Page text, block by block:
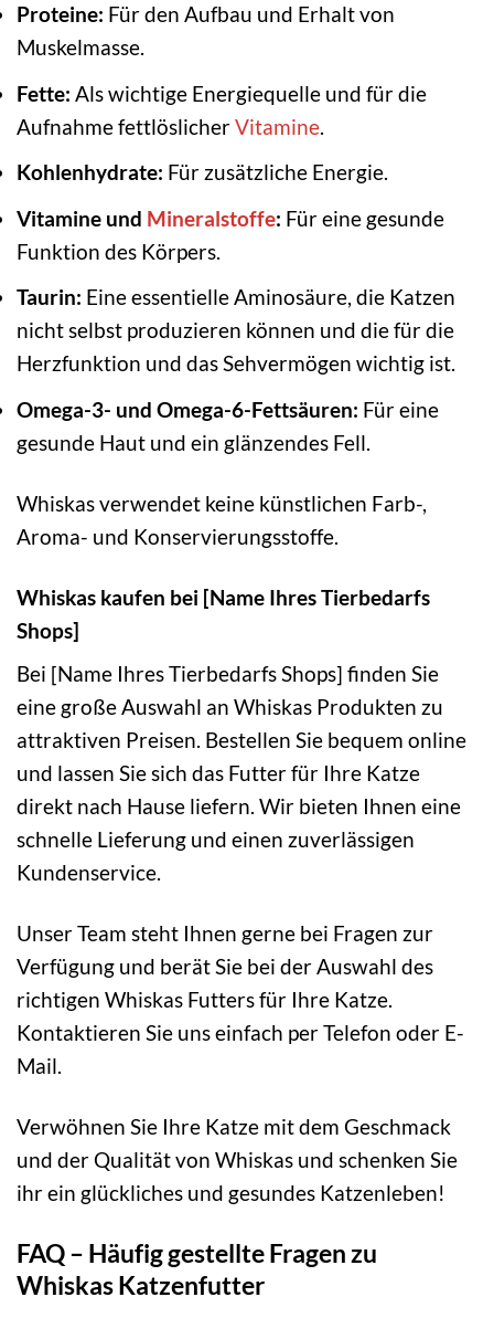
Proteine: Für den Aufbau und Erhalt von
Muskelmasse.
Fette: Als wichtige Energiequelle und für die
Aufnahme fettlöslicherVitamine.
Kohlenhydrate: Für zusätzliche Energie.
Vitamine und Mineralstoffe: Für eine gesunde
Funktion des Körpers.
Taurin: Eine essentielle Aminosäure, die Katzen
nicht selbst produzieren können und die für die
Herzfunktion und das Sehvermögen wichtig ist.
Omega-3- und Omega-6-Fettsäuren: Für eine
gesunde Haut und ein glänzendes Fell.
Whiskas verwendet keine künstlichen Farb-,
Aroma- und Konservierungsstoffe.
Whiskas kaufen bei [Name Ihres Tierbedarfs
Shops]
Bei [Name Ihres Tierbedarfs Shops] finden Sie
eine große Auswahl an Whiskas Produkten zu
attraktiven Preisen. Bestellen Sie bequem online
und lassen Sie sich das Futter für Ihre Katze
direkt nach Hause liefern. Wir bieten Ihnen eine
schnelle Lieferung und einen zuverlässigen
Kundenservice.
Unser Team steht Ihnen gerne bei Fragen zur
Verfügung und berät Sie bei der Auswahl des
richtigen Whiskas Futters für Ihre Katze.
Kontaktieren Sie uns einfach per Telefon oder E-
Mail.
Verwöhnen Sie Ihre Katze mit dem Geschmack
und der Qualität von Whiskas und schenken Sie
ihr ein glückliches und gesundes Katzenleben!
FAQ – Häufig gestellte Fragen zu
Whiskas Katzenfutter